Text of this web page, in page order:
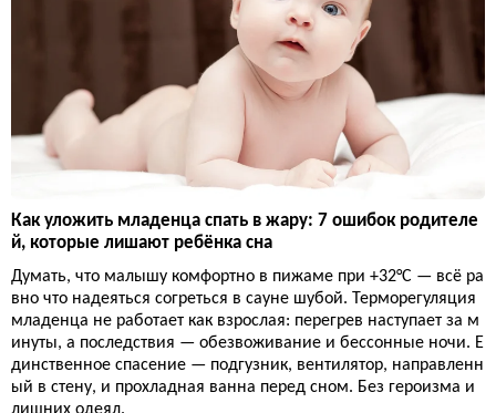
Как уложить младенца спать в жару: 7 ошибок родителе
й, которые лишают ребёнка сна
Думать, что малышу комфортно в пижаме при +32°C — всё ра
вно что надеяться согреться в сауне шубой. Терморегуляция
младенца не работает как взрослая: перегрев наступает за м
инуты, а последствия — обезвоживание и бессонные ночи. Е
динственное спасение — подгузник, вентилятор, направленн
ый в стену, и прохладная ванна перед сном. Без героизма и